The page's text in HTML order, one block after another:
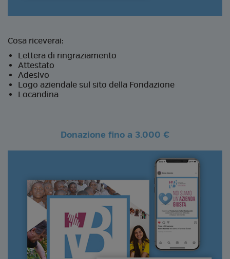
Cosa riceverai:
Lettera di ringraziamento
Attestato
Adesivo
Logo aziendale sul sito della Fondazione
Locandina
Donazione fino a 3.000 €